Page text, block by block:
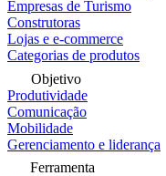
Empresas de Turismo
Construtoras
Lojas e e-commerce
Categorias de produtos
Objetivo
Produtividade
Comunicação
Mobilidade
Gerenciamento e liderança
Ferramenta